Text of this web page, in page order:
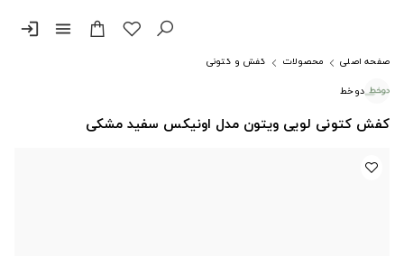
menu
login
صفحه اصلی محصولات
کفش و کتونی
دوخط
کفش کتونی لویی ویتون مدل اونیکس سفید مشکی